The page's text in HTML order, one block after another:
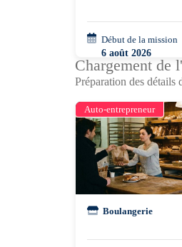
Début de la mission
6 août 2026
14h30 - 21h00
Chargement de
Préparation des détails
Auto-entrepreneur
Boulangerie